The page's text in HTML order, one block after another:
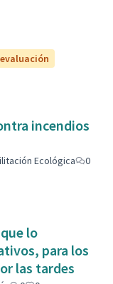
evaluación
incendios
Ecológica
0
lo
para los
las tardes